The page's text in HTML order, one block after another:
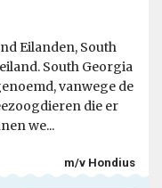
Eilanden, South
South Georgia
vanwege de
die er
we...
m/v Hondius